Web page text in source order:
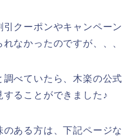
クーポンやキャンペーン
なかったのですが、、、
べていたら、木楽の公式
ることができました♪
ある方は、下記ページな